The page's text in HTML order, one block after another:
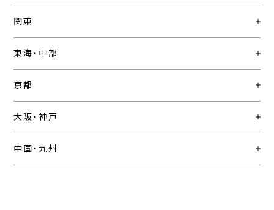
関東
東海・中部
京都
大阪・神戸
中国・九州